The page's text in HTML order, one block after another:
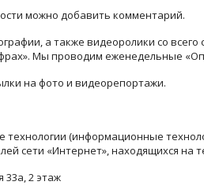
можно добавить комментарий.
а также видеоролики со
Мы проводим еженедельные
на фото и видеорепортажи.
(информационные
сети «Интернет», находящихся на
33а, 2 этаж